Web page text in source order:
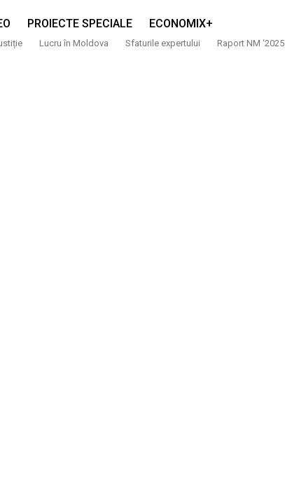
PROIECTE SPECIALE ECONOMIX+
Lucru în Moldova Sfaturile expertului Raport NM ‘2025